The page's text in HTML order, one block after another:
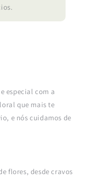
especial com a
que mais te
e nós cuidamos de
flores, desde cravos